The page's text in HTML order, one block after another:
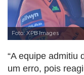
Foto: XPB Images
“A equipe admitiu
um erro, pois